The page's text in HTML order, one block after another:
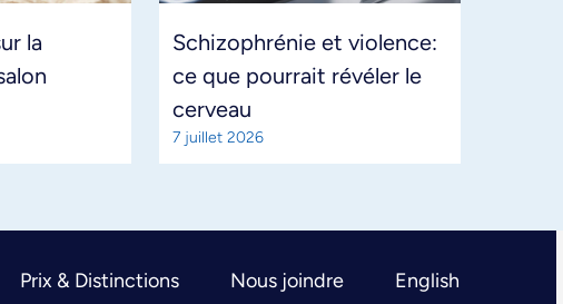
la
Schizophrénie et violence:
ce que pourrait révéler le
cerveau
7 juillet 2026
Prix & Distinctions Nous joindre English